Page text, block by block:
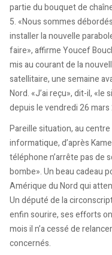
partie du bouquet de
5. «Nous sommes
installer la nouvelle
faire», affirme Youcef
mis au courant de la
satellitaire, une semaine
Nord. «J’ai reçu», dit-il, «le
depuis le vendredi 26
Pareille situation, au
informatique, d’après
téléphone n’arrête pas de
bombe». Un beau cadeau
Amérique du Nord qui
Un député de la
enfin sourire, ses efforts
mois il n’a cessé de
concernés.